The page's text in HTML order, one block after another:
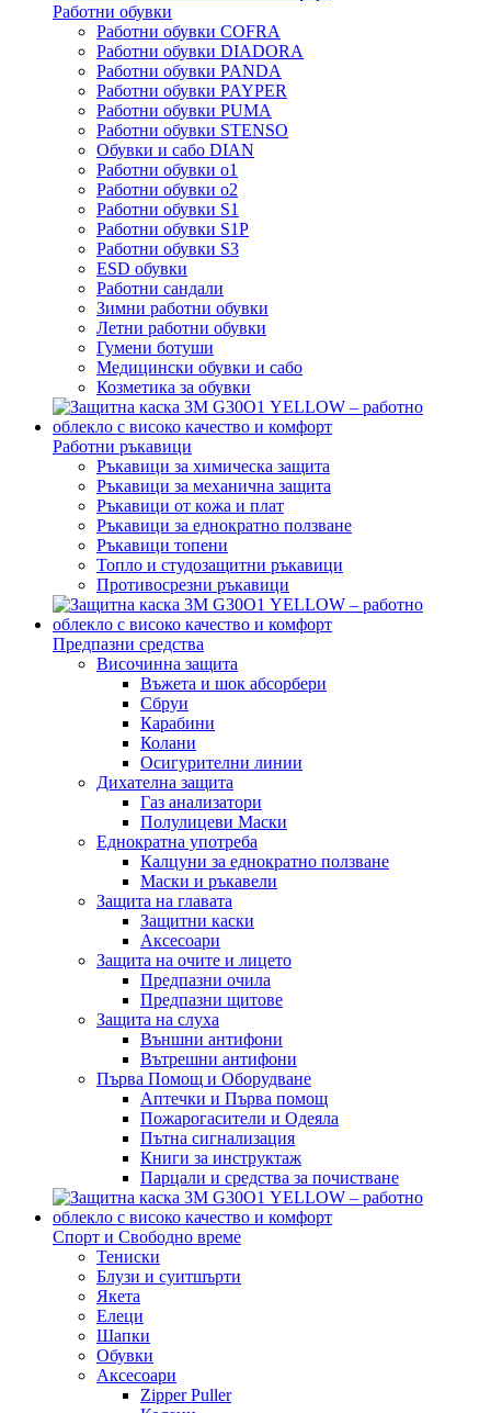
Работни обувки
Работни обувки COFRA
Работни обувки DIADORA
Работни обувки PANDA
Работни обувки PAYPER
Работни обувки PUMA
Работни обувки STENSO
Обувки и сабо DIAN
Работни обувки o1
Работни обувки o2
Работни обувки S1
Работни обувки S1P
Работни обувки S3
ESD обувки
Работни сандали
Зимни работни обувки
Летни работни обувки
Гумени ботуши
Медицински обувки и сабо
Козметика за обувки
Работни ръкавици
Ръкавици за химическа защита
Ръкавици за механична защита
Ръкавици от кожа и плат
Ръкавици за еднократно ползване
Ръкавици топени
Топло и студозащитни ръкавици
Противосрезни ръкавици
Предпазни средства
Височинна защита
Въжета и шок абсорбери
Сбруи
Карабини
Колани
Осигурителни линии
Дихателна защита
Газ анализатори
Полулицеви Маски
Еднократна употреба
Калцуни за еднократно ползване
Маски и ръкавели
Защита на главата
Защитни каски
Аксесоари
Защита на очите и лицето
Предпазни очила
Предпазни щитове
Защита на слуха
Външни антифони
Вътрешни антифони
Първа Помощ и Оборудване
Аптечки и Първа помощ
Пожарогасители и Одеяла
Пътна сигнализация
Книги за инструктаж
Парцали и средства за почистване
Спорт и Свободно време
Тениски
Блузи и суитшърти
Якета
Елеци
Шапки
Обувки
Аксесоари
Zipper Puller